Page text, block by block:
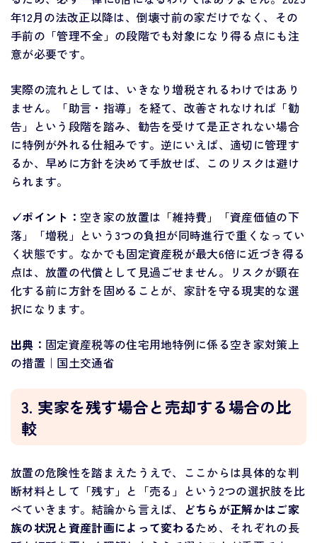
年12月の法改正以降は、倒壊寸前の家だけでなく、その
手前の「管理不全」の段階でも対象になり得る点にも注
意が必要です。
実際の流れとしては、いきなり増税されるわけではあり
ません。「助言・指導」を経て、改善されなければ「勧
告」という段階を踏み、勧告を受けて是正されない場合
に特例が外れる仕組みです。逆にいえば、適切に管理す
るか、早めに方針を決めて手放せば、このリスクは避け
られます。
✓ポイント： 空き家の放置は「維持費」「資産価値の下
落」「増税」という3つの負担が同時進行で重くなってい
く状態です。なかでも固定資産税が最大6倍に近づき得る
点は、放置の代償として見過ごせません。リスクが顕在
化する前に方針を固めることが、家計を守る現実的な選
択になります。
出典： 固定資産税等の住宅用地特例に係る空き家対策上
の措置｜国土交通省
3. 実家を残す場合と売却する場合の比
較
放置の危険性を踏まえたうえで、ここからは具体的な判
断材料として「残す」と「売る」という2つの選択肢を比
べていきます。結論から言えば、
どちらが正解かはご家
族の状況と資産計画によって変わるため、それぞれの長